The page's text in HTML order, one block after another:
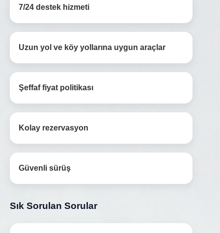
7/24 destek hizmeti
Uzun yol ve köy yollarına uygun araçlar
Şeffaf fiyat politikası
Kolay rezervasyon
Güvenli sürüş
Sık Sorulan Sorular